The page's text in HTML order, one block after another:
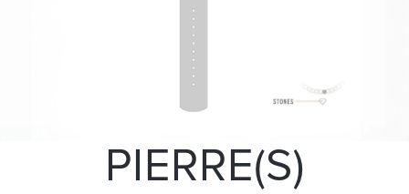
PIERRE(S)